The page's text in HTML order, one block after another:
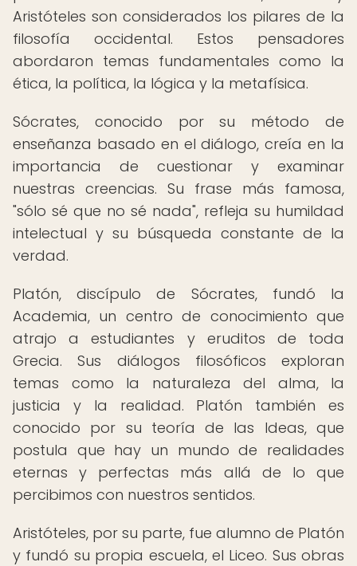
Aristóteles son considerados los pilares de la
filosofía occidental. Estos pensadores
abordaron temas fundamentales como la
ética, la política, la lógica y la metafísica.
Sócrates, conocido por su método de
enseñanza basado en el diálogo, creía en la
importancia de cuestionar y examinar
nuestras creencias. Su frase más famosa,
"sólo sé que no sé nada", refleja su humildad
intelectual y su búsqueda constante de la
verdad.
Platón, discípulo de Sócrates, fundó la
Academia, un centro de conocimiento que
atrajo a estudiantes y eruditos de toda
Grecia. Sus diálogos filosóficos exploran
temas como la naturaleza del alma, la
justicia y la realidad. Platón también es
conocido por su teoría de las Ideas, que
postula que hay un mundo de realidades
eternas y perfectas más allá de lo que
percibimos con nuestros sentidos.
Aristóteles, por su parte, fue alumno de Platón
y fundó su propia escuela, el Liceo. Sus obras